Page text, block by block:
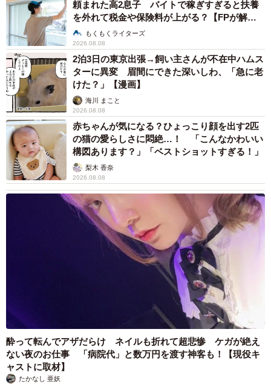
生後２カ月くらいの時に、長坂家で２匹の先住猫と暮ら
すことになった子猫。名前は、やんちゃでライオンのよう
だから「レオくん」と名付けられた。
先住猫のグレは体重８kgもある巨漢猫だったが、体重１
kgにも満たないレオくんはグレくんに威嚇されると、小さ
な体で正面から向かっていった。負けても、負けても挑み
かかるレオくん。運動能力抜群で、その後も元気いっぱい
に育った。
いまではレオくんは、後輩猫をまとめるボスのような役
割をしているという。１日３回、何も異常がないか部屋中
の見回りをするのをルーティンにしていて、後から来た猫
が自分の意にそぐわないところにいると、まるで母猫のよ
うにくわえて違う場所に運ぶ。
頼まれた高2息子 バイトで稼ぎすぎると扶養
を外れて税金や保険料が上がる？【FPが解
説】もくもくライターズ
2026.08.08
2泊3日の東京出張→飼い主さんが不在中ハムス
ターに異変 眉間にできた深いしわ、「急に老
けた？」【漫画】
海川 まこと
2026.08.08
赤ちゃんが気になる？ひょっこり顔を出す2匹
の猫の愛らしさに悶絶…！ 「こんなかわいい
構図あります？」「ベストショットすぎる！」
梨木 香奈
2026.08.08
酔って転んでアザだらけ ネイルも折れて超悲惨 ケガが絶え
ない夜のお仕事 「病院代」と数万円を渡す神客も！【現役キ
ャストに取材】
たかなし 亜妖